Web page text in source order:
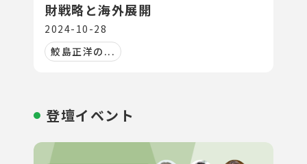
財戦略と海外展開
2024-10-28
鮫島正洋の...
登壇イベント